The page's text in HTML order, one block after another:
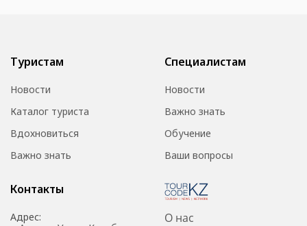
Туристам
Новости
Каталог туриста
Вдохновиться
Важно знать
Специалистам
Новости
Важно знать
Обучение
Ваши вопросы
Контакты
Адрес:
О нас